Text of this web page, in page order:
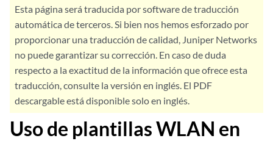
Esta página será traducida por software de traducción
automática de terceros. Si bien nos hemos esforzado por
proporcionar una traducción de calidad, Juniper Networks
no puede garantizar su corrección. En caso de duda
respecto a la exactitud de la información que ofrece esta
traducción, consulte la versión en inglés. El PDF
descargable está disponible solo en inglés.
Uso de plantillas WLAN en